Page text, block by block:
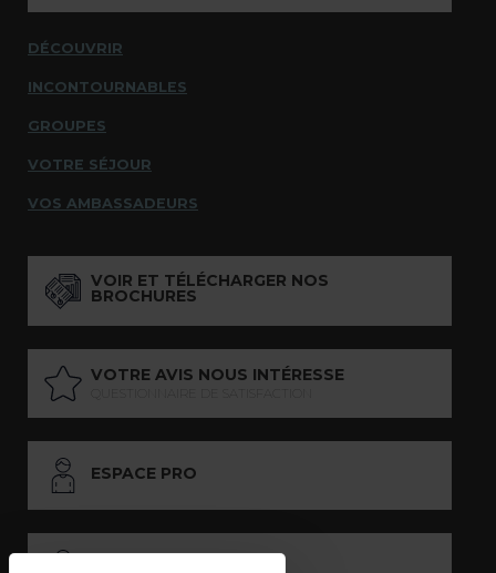
DÉCOUVRIR
INCONTOURNABLES
GROUPES
VOTRE SÉJOUR
VOS AMBASSADEURS
VOIR ET TÉLÉCHARGER NOS
BROCHURES
VOTRE AVIS NOUS INTÉRESSE
ESPACE PRO